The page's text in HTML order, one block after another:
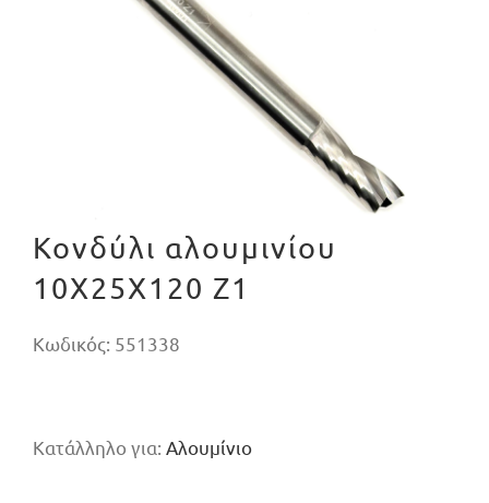
Κονδύλι αλουμινίου
10X25X120 Z1
Κωδικός: 551338
Κατάλληλο για: Αλουμίνιο